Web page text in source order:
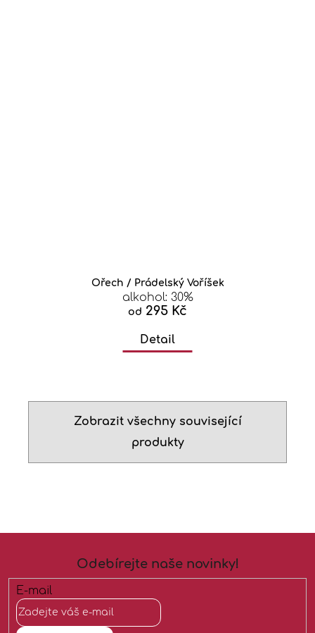
Ořech / Prádelský Voříšek
alkohol: 30%
od 295 Kč
Detail
Zobrazit všechny související
produkty
p
Odebírejte naše novinky!
E-mail